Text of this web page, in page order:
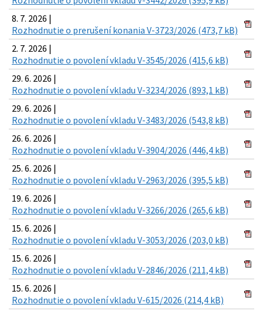
8. 7. 2026 |
Rozhodnutie o prerušení konania V-3723/2026 (473,7 kB)
2. 7. 2026 |
Rozhodnutie o povolení vkladu V-3545/2026 (415,6 kB)
29. 6. 2026 |
Rozhodnutie o povolení vkladu V-3234/2026 (893,1 kB)
29. 6. 2026 |
Rozhodnutie o povolení vkladu V-3483/2026 (543,8 kB)
26. 6. 2026 |
Rozhodnutie o povolení vkladu V-3904/2026 (446,4 kB)
25. 6. 2026 |
Rozhodnutie o povolení vkladu V-2963/2026 (395,5 kB)
19. 6. 2026 |
Rozhodnutie o povolení vkladu V-3266/2026 (265,6 kB)
15. 6. 2026 |
Rozhodnutie o povolení vkladu V-3053/2026 (203,0 kB)
15. 6. 2026 |
Rozhodnutie o povolení vkladu V-2846/2026 (211,4 kB)
15. 6. 2026 |
Rozhodnutie o povolení vkladu V-615/2026 (214,4 kB)